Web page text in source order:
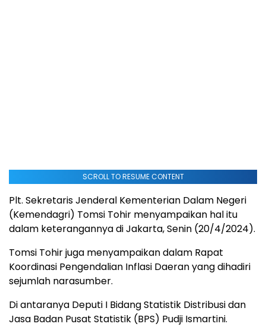
SCROLL TO RESUME CONTENT
Plt. Sekretaris Jenderal Kementerian Dalam Negeri
(Kemendagri) Tomsi Tohir menyampaikan hal itu
dalam keterangannya di Jakarta, Senin (20/4/2024).
Tomsi Tohir juga menyampaikan dalam Rapat
Koordinasi Pengendalian Inflasi Daeran yang dihadiri
sejumlah narasumber.
Di antaranya Deputi I Bidang Statistik Distribusi dan
Jasa Badan Pusat Statistik (BPS) Pudji Ismartini.